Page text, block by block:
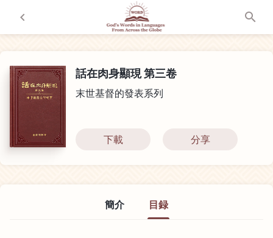
話在肉身顯現 第三卷
末世基督的發表系列
下載 分享
簡介 目録